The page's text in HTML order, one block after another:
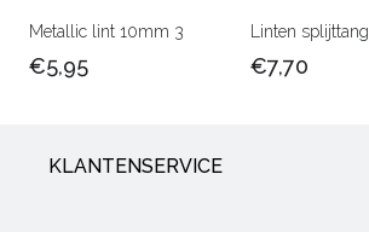
Metallic lint 10mm 3
€5,95
Linten splijttang
€7,70
KLANTENSERVICE